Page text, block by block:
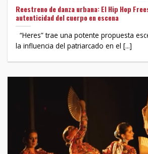
Reestreno de danza urbana: El Hip Hop
autenticidad del cuerpo en escena
“Heres” trae una potente propuesta
la influencia del patriarcado en el [...]